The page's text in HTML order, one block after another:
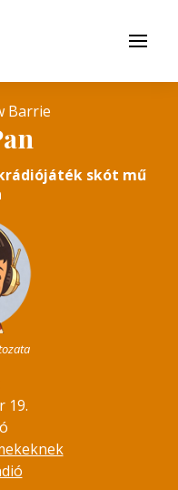
Menü
Barrie
skót mű
19.